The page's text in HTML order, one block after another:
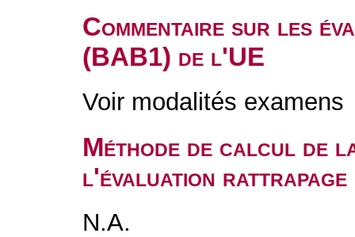
Commentaire sur les
(BAB1) de l'UE
Voir modalités examens
Méthode de calcul de
l'évaluation
N.A.